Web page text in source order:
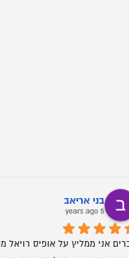
בני אריאב
5 years ago